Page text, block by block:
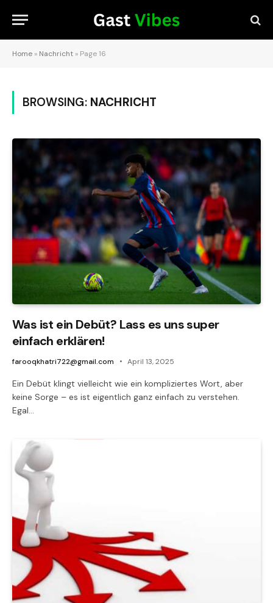
Home » Nachricht » Page 16
BROWSING: NACHRICHT
Was ist ein Debüt? Lass es uns super
einfach erklären!
farooqkhatri722@gmail.com April 13, 2025
Ein Debüt klingt vielleicht wie ein kompliziertes Wort, aber
keine Sorge – es ist eigentlich ganz einfach zu verstehen.
Egal…